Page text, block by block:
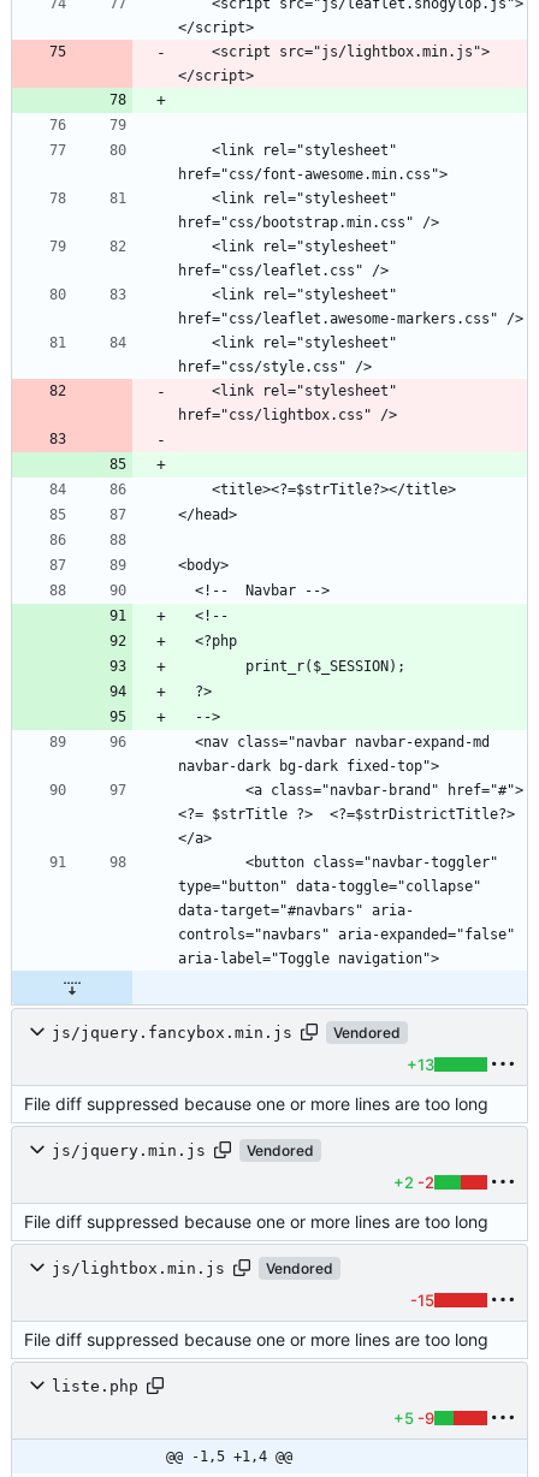
<?= $strTitle ?>  <?=$strDistrictTitle?>
type="button" data-toggle="collapse"
data-target="#navbars" aria-
controls="navbars" aria-expanded="false"
js/jquery.fancybox.min.js Vendored
+13
File diff suppressed because one or more lines are too long
js/jquery.min.js Vendored
+2 -2
File diff suppressed because one or more lines are too long
js/lightbox.min.js Vendored
-15
File diff suppressed because one or more lines are too long
liste.php
+5 -9
@@ -1,5 +1,4 @@